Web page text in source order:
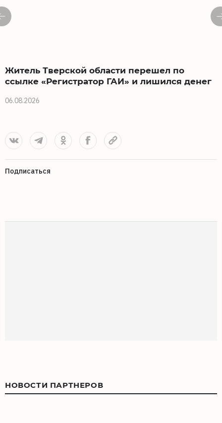
Житель Тверской области перешел по
ссылке «Регистратор ГАИ» и лишился денег
06.08.2026
Подписаться
НОВОСТИ ПАРТНЕРОВ